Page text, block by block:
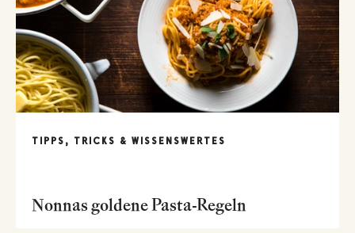
TIPPS, TRICKS & WISSENSWERTES
Nonnas goldene Pasta-Regeln